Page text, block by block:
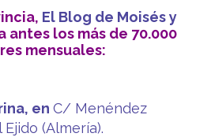
El Blog de Moisés y
antes los más de 70.000
mensuales:
enC/ Menéndez
Ejido (Almería).